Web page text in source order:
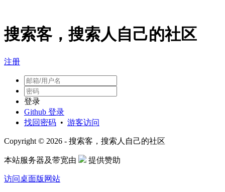
搜索客，搜索人自己的社区
注册
登录
Github 登录
找回密码 • 游客访问
Copyright © 2026 - 搜索客，搜索人自己的社区
本站服务器及带宽由 提供赞助
访问桌面版网站